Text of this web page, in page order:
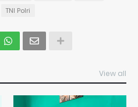
TNI Polri
View all